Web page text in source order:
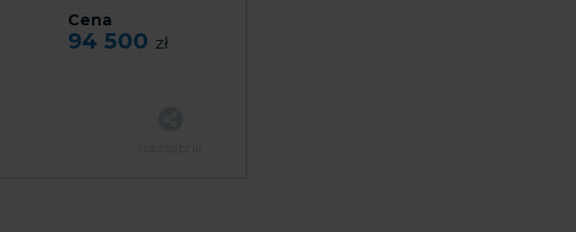
Cena
94 500 zł